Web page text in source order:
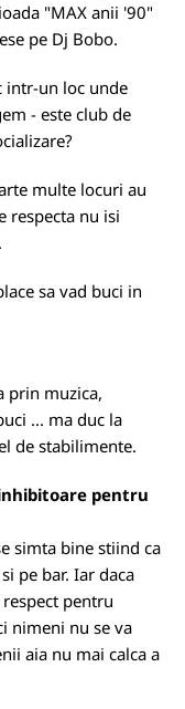
"MAX anii '90"
pe Dj Bobo.
intr-un loc unde
- este club de
multe locuri au
respecta nu isi
sa vad buci in
prin muzica,
... ma duc la
de stabilimente.
pentru
simta bine stiind ca
pe bar. Iar daca
pentru
nimeni nu se va
aia nu mai calca a